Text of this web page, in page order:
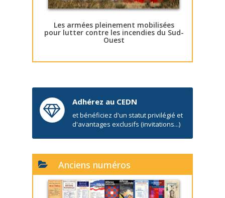
Les armées pleinement mobilisées
pour lutter contre les incendies du Sud-
Ouest
Adhérez au CEDN
et bénéficiez d'un statut privilégié et
d'avantages exclusifs (invitations...)
Anciens numéros